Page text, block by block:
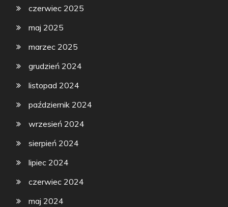
czerwiec 2025
maj 2025
marzec 2025
grudzień 2024
listopad 2024
październik 2024
wrzesień 2024
sierpień 2024
lipiec 2024
czerwiec 2024
maj 2024